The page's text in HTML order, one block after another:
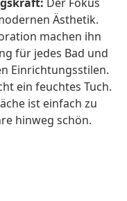
Ästhetik.
machen ihn
für jedes Bad und
Einrichtungsstilen.
ein feuchtes Tuch.
ist einfach zu
hinweg schön.